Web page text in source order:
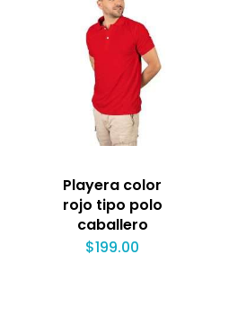
Playera color
rojo tipo polo
caballero
$199.00